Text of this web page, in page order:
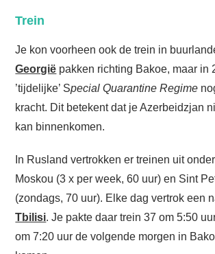
Trein
Je kon voorheen ook de trein in
Georgië pakken richting Bakoe, maar in
’tijdelijke’ Special Quarantine Regime
kracht. Dit betekent dat je Azerbeidzjan
kan binnenkomen.
In Rusland vertrokken er treinen uit
Moskou (3 x per week, 60 uur) en Sint
(zondags, 70 uur). Elke dag vertrok een
Tbilisi. Je pakte daar trein 37 om 5:50
om 7:20 uur de volgende morgen in